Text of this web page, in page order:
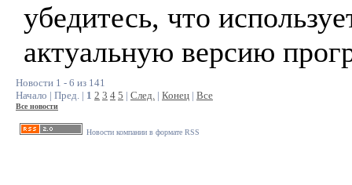
убедитесь, что
актуальную версию
Новости 1 - 6 из 141
Начало | Пред. | 1 2 3 4 5 | След. | Конец | Все
Все новости
Новости компании в формате RSS